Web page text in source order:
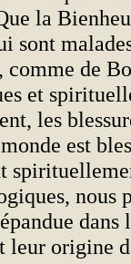
la
sont
de
et
les
est
nous
dans
origine